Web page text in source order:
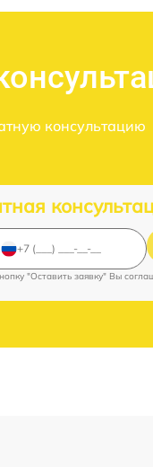
консультацию
"Оставить заявку" Вы